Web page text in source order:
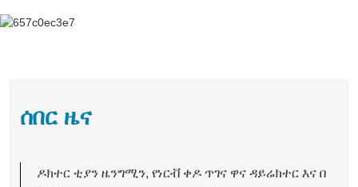
ሰበር ዜና
ዶክተር ቲያን ዜንግሚን, የነርቭ ቀዶ ጥገና ዋና ዳይሬክተር እና በ